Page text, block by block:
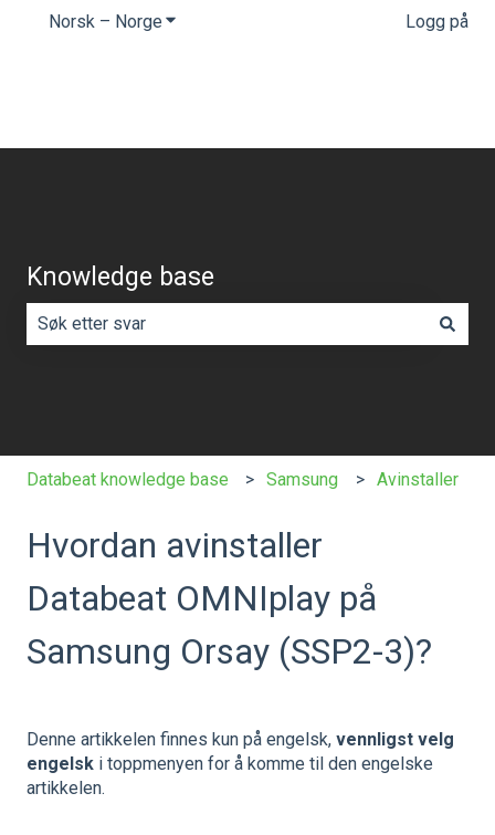
Norsk – Norge Vis undermeny for oversettelserLogg på
Knowledge base
Databeat knowledge base Samsung Avinstaller
Hvordan avinstaller
Databeat OMNIplay på
Samsung Orsay (SSP2-3)?
Denne artikkelen finnes kun på engelsk, vennligst velg
engelsk i toppmenyen for å komme til den engelske
artikkelen.